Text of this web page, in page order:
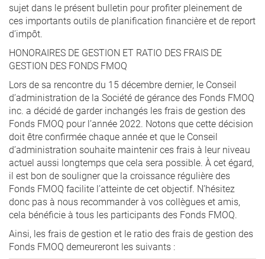
sujet dans le présent bulletin pour profiter pleinement de
ces importants outils de planification financière et de report
d’impôt.
HONORAIRES DE GESTION ET RATIO DES FRAIS DE
GESTION DES FONDS FMOQ
Lors de sa rencontre du 15 décembre dernier, le Conseil
d’administration de la Société de gérance des Fonds FMOQ
inc. a décidé de garder inchangés les frais de gestion des
Fonds FMOQ pour l’année 2022. Notons que cette décision
doit être confirmée chaque année et que le Conseil
d’administration souhaite maintenir ces frais à leur niveau
actuel aussi longtemps que cela sera possible. À cet égard,
il est bon de souligner que la croissance régulière des
Fonds FMOQ facilite l’atteinte de cet objectif. N’hésitez
donc pas à nous recommander à vos collègues et amis,
cela bénéficie à tous les participants des Fonds FMOQ.
Ainsi, les frais de gestion et le ratio des frais de gestion des
Fonds FMOQ demeureront les suivants :